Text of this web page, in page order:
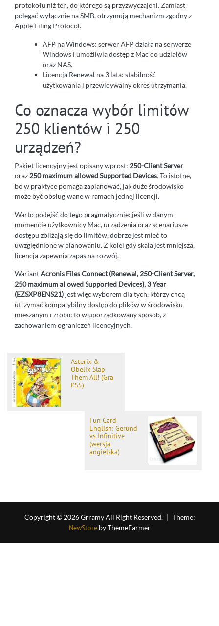
protokołu niż ten, do którego są przyzwyczajeni. Zamiast
polegać wyłącznie na SMB, otrzymują mechanizm zgodny z
Apple Filing Protocol.
AFP na Windows: serwer AFP działa na serwerze
Windows i umożliwia dostęp z Mac do udziałów
oraz NAS.
Licencja Renewal na 3 lata: stabilność
użytkowania i przewidywalny okres utrzymania.
Co oznacza wybór limitów
250 klientów i 250
urządzeń?
Pakiet licencyjny jest opisany wprost: 250-Client Server
oraz 250 maximum allowed Supported Devices. To istotne,
bo w praktyce pomaga zaplanować, jak duże środowisko
może być obsługiwane w ramach jednej licencji.
Warto podejść do tego pragmatycznie: jeśli w danym
momencie użytkownicy Mac, urządzenia oraz scenariusze
dostępu zbliżają się do limitów, dobrze jest mieć to
uwzględnione w planowaniu. Z kolei gdy skala jest mniejsza,
licencja zapewnia zapas na rozwój.
WariantAcronis Files Connect (Renewal, 250-Client Server,
250 maximum allowed Supported Devices), 3 Year
(EZSXP8ENS21) jest więc wyborem dla tych, którzy chcą
utrzymać kompatybilny dostęp do plików w środowisku
mieszanym i zrobić to w uporządkowany sposób, z
zachowaniem ograniczeń licencyjnych.
Asterix &
Obelix Slap
Them All! (Gra
PS5)
Fun Card
English: Gerund
vs Infinitive
(wersja
angielska)
Copyright © 2026 Grramy All Right Reserved. | Theme:
NewStoreby ThemeFarmer